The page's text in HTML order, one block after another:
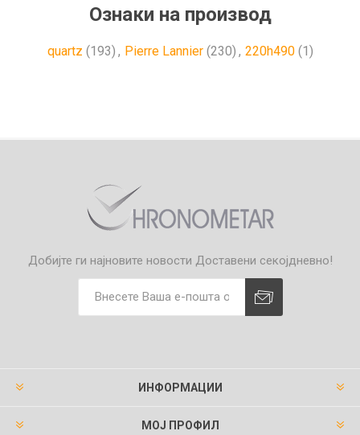
Ознаки на производ
quartz (193) , Pierre Lannier (230) , 220h490 (1)
Добијте ги најновите новости Доставени секојдневно!
ИНФОРМАЦИИ
МОЈ ПРОФИЛ